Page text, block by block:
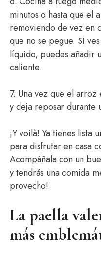
minutos o hasta que el
removiendo de vez en
que no se pegue. Si
líquido, puedes añadir
caliente.
7. Una vez que el
y deja reposar durante
¡Y voilà! Ya tienes lista
para disfrutar en casa
Acompáñala con un
y tendrás una comida
provecho!
La paella
más